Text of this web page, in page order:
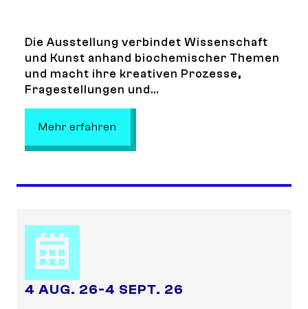
Die Ausstellung verbindet Wissenschaft
und Kunst anhand biochemischer Themen
und macht ihre kreativen Prozesse,
Fragestellungen und...
Mehr erfahren
4 AUG. 26-4 SEPT. 26